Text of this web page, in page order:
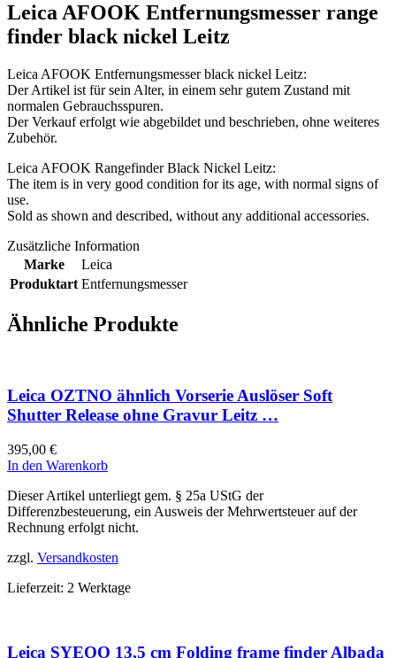
Leica AFOOK Entfernungsmesser range
finder black nickel Leitz
Leica AFOOK Entfernungsmesser black nickel Leitz:
Der Artikel ist für sein Alter, in einem sehr gutem Zustand mit
normalen Gebrauchsspuren.
Der Verkauf erfolgt wie abgebildet und beschrieben, ohne weiteres
Zubehör.
Leica AFOOK Rangefinder Black Nickel Leitz:
The item is in very good condition for its age, with normal signs of
use.
Sold as shown and described, without any additional accessories.
Zusätzliche Information
Marke
Leica
Produktart Entfernungsmesser
Ähnliche Produkte
Leica OZTNO ähnlich Vorserie Auslöser Soft
Shutter Release ohne Gravur Leitz …
395,00 €
In den Warenkorb
Dieser Artikel unterliegt gem. § 25a UStG der
Differenzbesteuerung, ein Ausweis der Mehrwertsteuer auf der
Rechnung erfolgt nicht.
zzgl. Versandkosten
Lieferzeit: 2 Werktage
Leica SYEOO 13,5 cm Folding frame finder Albada